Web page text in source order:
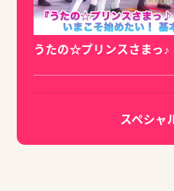
うたの☆プリンスさまっ♪
スペシャ